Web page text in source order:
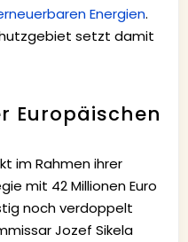
Energien.
setzt damit
Europäischen
im Rahmen ihrer
mit 42 Millionen Euro
noch verdoppelt
Jozef Sikela